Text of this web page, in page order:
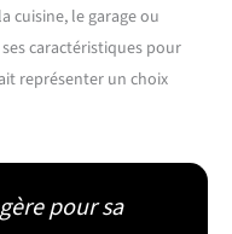
cuisine, le garage ou
caractéristiques pour
représenter un choix
pour sa